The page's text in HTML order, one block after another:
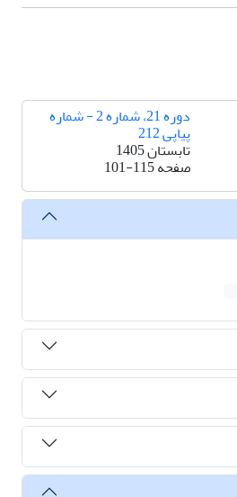
دوره 21، شماره 2 - شماره
پیاپی 212
تابستان 1405
صفحه101-115